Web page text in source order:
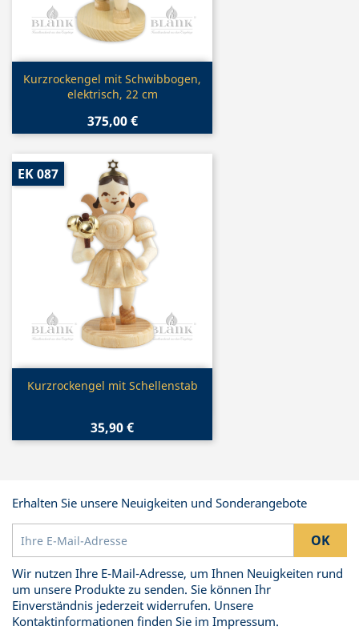
Vorschau
Kurzrockengel mit Schwibbogen,
elektrisch, 22 cm
375,00 €
Vorschau
Kurzrockengel mit Schellenstab
35,90 €
EK 087
Erhalten Sie unsere Neuigkeiten und Sonderangebote
Wir nutzen Ihre E-Mail-Adresse, um Ihnen Neuigkeiten rund
um unsere Produkte zu senden. Sie können Ihr
Einverständnis jederzeit widerrufen. Unsere
Kontaktinformationen finden Sie im Impressum.